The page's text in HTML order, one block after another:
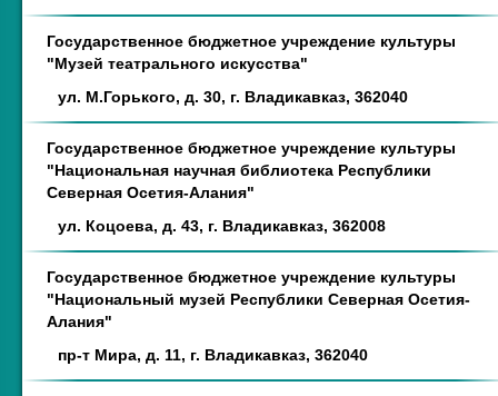
Государственное бюджетное учреждение культуры
"Музей театрального искусства"
ул. М.Горького, д. 30, г. Владикавказ, 362040
Государственное бюджетное учреждение культуры
"Национальная научная библиотека Республики
Северная Осетия-Алания"
ул. Коцоева, д. 43, г. Владикавказ, 362008
Государственное бюджетное учреждение культуры
"Национальный музей Республики Северная Осетия-
Алания"
пр-т Мира, д. 11, г. Владикавказ, 362040